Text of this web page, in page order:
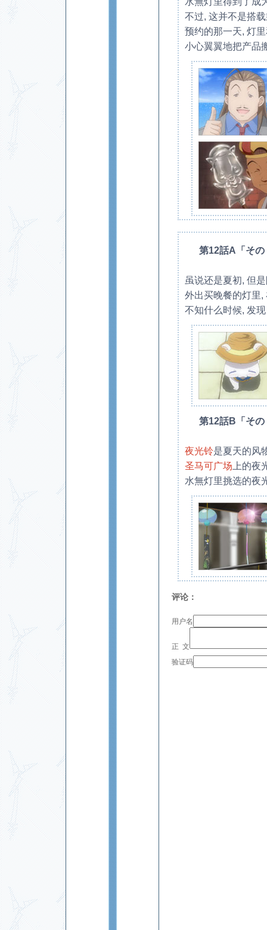
不过, 这并不是搭
预约的那一天, 灯
小心翼翼地把产品
第12話A「そ
虽说还是夏初, 但
外出买晚餐的灯里,
不知什么时候, 发
第12話B「そ
夜光铃是夏天的风
圣马可广场 上的夜
水無灯里挑选的夜
评论：
用户名
正 文
验证码